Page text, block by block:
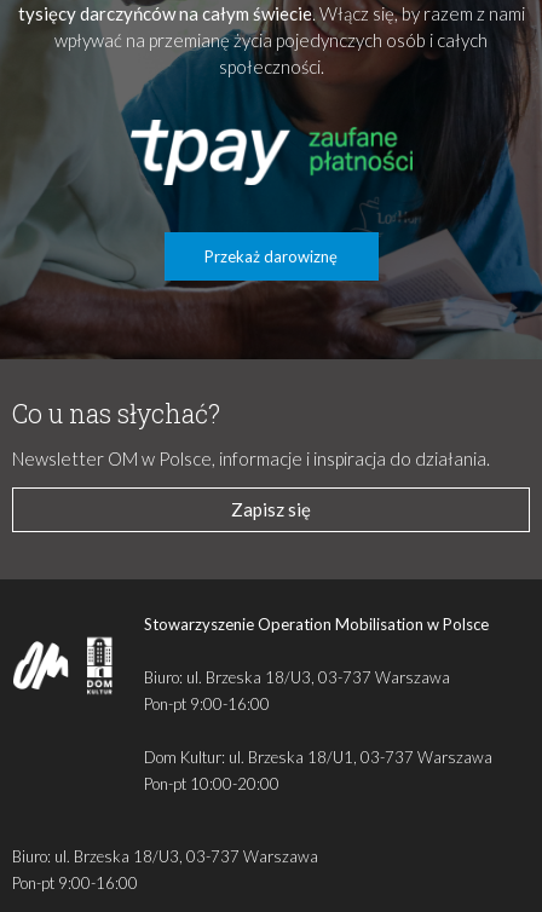
tysięcy darczyńców na całym świecie. Włącz się, by razem z nami
wpływać na przemianę życia pojedynczych osób i całych
społeczności.
Przekaż darowiznę
Co u nas słychać?
Newsletter OM w Polsce, informacje i inspiracja do działania.
Zapisz się
Stowarzyszenie Operation Mobilisation w Polsce
Biuro: ul. Brzeska 18/U3, 03-737 Warszawa
Pon-pt 9:00-16:00
Dom Kultur: ul. Brzeska 18/U1, 03-737 Warszawa
Pon-pt 10:00-20:00
Biuro: ul. Brzeska 18/U3, 03-737 Warszawa
Pon-pt 9:00-16:00